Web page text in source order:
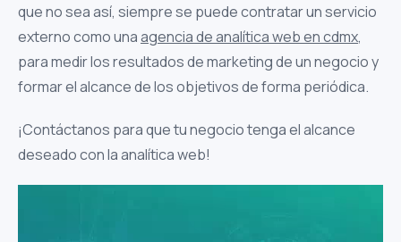
que no sea así, siempre se puede contratar un servicio
externo como unaagencia de analítica web en cdmx,
para medir los resultados de marketing de un negocio y
formar el alcance de los objetivos de forma periódica.
¡Contáctanos para que tu negocio tenga el alcance
deseado conla analítica web!